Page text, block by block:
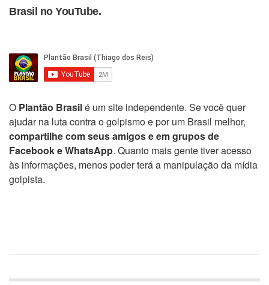
Brasil no YouTube.
O Plantão Brasilé um site independente. Se você quer
ajudar na luta contra o golpismo e por um Brasil melhor,
compartilhe com seus amigos e em grupos de
Facebook e WhatsApp. Quanto mais gente tiver acesso
às informações, menos poder terá a manipulação da mídia
golpista.